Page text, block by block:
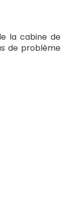
la cabine de
de problème